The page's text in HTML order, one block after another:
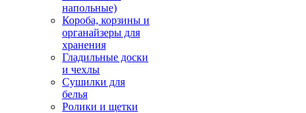
напольные)
Короба, корзины и
органайзеры для
хранения
Гладильные доски
и чехлы
Сушилки для
белья
Ролики и щетки